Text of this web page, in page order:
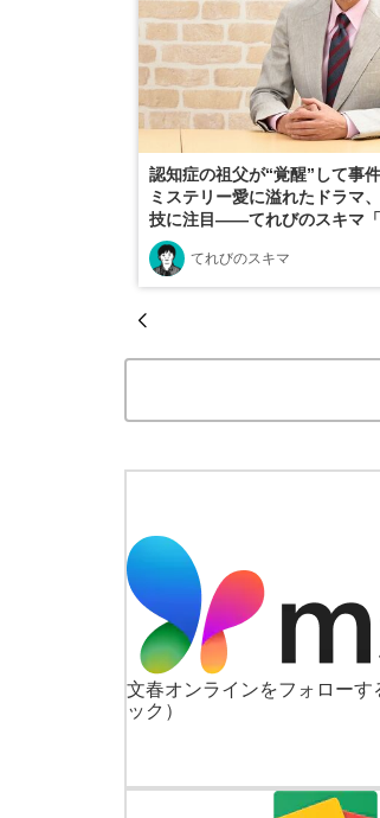
認知症の祖父が“覚醒”して事
ミステリー愛に溢れたドラマ
技に注目――てれびのスキマ「
てれびのスキマ
文春オンラインをフォローす
ック）